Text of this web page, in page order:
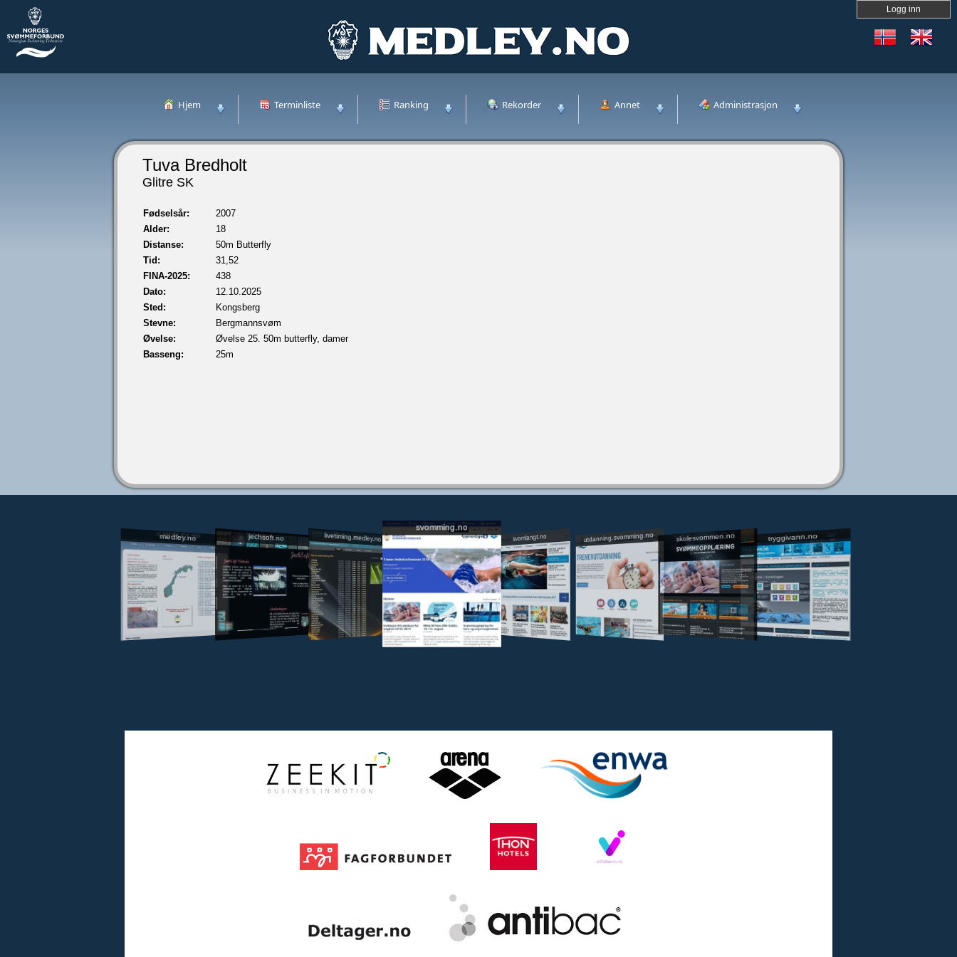
Logg inn
Hjem Terminliste Ranking Rekorder Annet Administrasjon
Tuva Bredholt
Glitre SK
Fødselsår:
2007
Alder:
18
Distanse:
50m Butterfly
Tid:
31,52
FINA-2025:
438
Dato:
12.10.2025
Sted:
Kongsberg
Stevne:
Bergmannsvøm
Øvelse:
Øvelse 25. 50m butterfly, damer
Basseng:
25m
medley.no jechsoft.no livetiming.medley.no
svomming.no
svomlangt.no utdanning.svomming.no skolesvommen.no tryggivann.no